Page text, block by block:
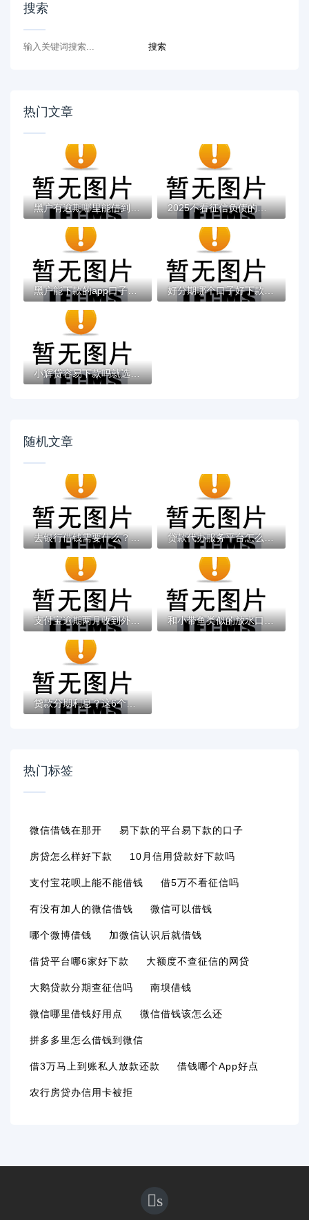
搜索
热门文章
黑户有逾期哪里能借到钱啊急用！看这5个黑户... 2025不看征信负债的网贷百分百下款，最新5个...
黑户能下款的app口子有哪些？今天带来10款黑... 好分期哪个口子好下款？老哥实测避坑贷款平...
小辉贷容易下款吗就选这7个4千元黑户无条件...
随机文章
去银行借钱需要什么？分享7个4000元无门槛私... 贷款代办服务平台怎么选？专业指南帮你避坑...
支付宝逾期两月收到外访通知怎么办？这些应... 和小带鱼类似的放水口子靠谱吗？低门槛贷款...
贷款分期利息？这6个最新借钱的平台100%能借...
热门标签
微信借钱在那开 易下款的平台易下款的口子
房贷怎么样好下款 10月信用贷款好下款吗
支付宝花呗上能不能借钱 借5万不看征信吗
有没有加人的微信借钱 微信可以借钱
哪个微博借钱 加微信认识后就借钱
借贷平台哪6家好下款 大额度不查征信的网贷
大鹅贷款分期查征信吗 南坝借钱
微信哪里借钱好用点 微信借钱该怎么还
拼多多里怎么借钱到微信
借3万马上到账私人放款还款 借钱哪个app好点
农行房贷办信用卡被拒
s